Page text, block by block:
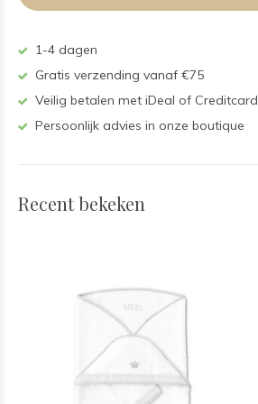
1-4 dagen
Gratis verzending vanaf €75
Veilig betalen met iDeal of Creditcard
Persoonlijk advies in onze boutique
Recent bekeken